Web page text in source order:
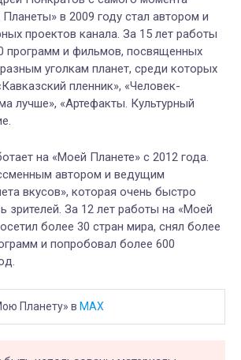
в 2009 году стал автором и
проектов канала. За 15 лет работы
программ и фильмов, посвященных
уголкам планет, среди которых
пленник», «Человек-
лучше», «Артефакты. Культурный
на «Моей Планете» с 2012 года.
автором и ведущим
вкусов», которая очень быстро
зрителей. За 12 лет работы на «Моей
более 30 стран мира, снял более
и попробовал более 600
Планету» в MAX